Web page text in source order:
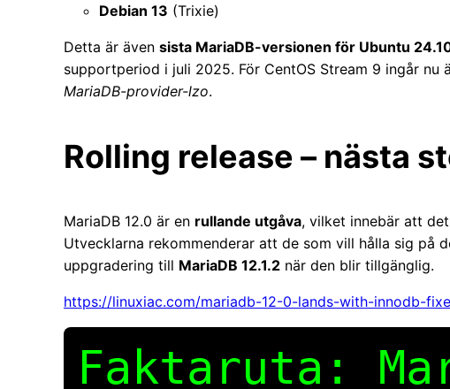
Debian 13 (Trixie)
Detta är även sista MariaDB-versionen för Ubuntu
supportperiod i juli 2025. För CentOS Stream 9 ingår nu
MariaDB-provider-lzo.
Rolling release – nästa
MariaDB 12.0 är en rullande utgåva, vilket innebär att
Utvecklarna rekommenderar att de som vill hålla sig på
uppgradering till MariaDB 12.1.2 när den blir tillgänglig.
https://linuxiac.com/mariadb-12-0-lands-with-innodb-
Faktaruta: